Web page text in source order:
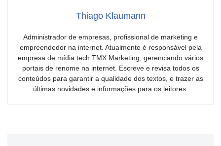
Thiago Klaumann
Administrador de empresas, profissional de marketing e
empreendedor na internet. Atualmente é responsável pela
empresa de mídia tech TMX Marketing, gerenciando vários
portais de renome na internet. Escreve e revisa todos os
conteúdos para garantir a qualidade dos textos, e trazer as
últimas novidades e informações para os leitores.